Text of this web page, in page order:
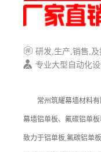
研发,生产,销售,
专业大型自动化
常州筑耀幕墙材料
幕墙铝单板、氟碳铝单
致力于铝单板,氟碳铝单